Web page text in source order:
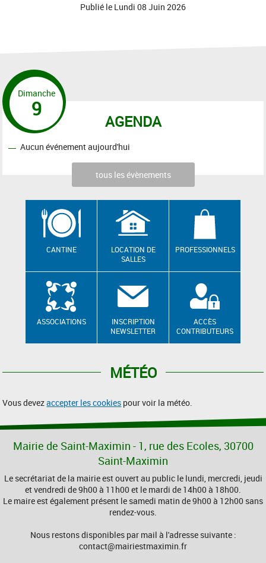
Publié le Lundi 08 Juin 2026
AGENDA
Dimanche
9
Aucun événement aujourd'hui
tous les évènements
CANTINE
LOCATION DE
SALLES
PROFESSIONNELS
ASSOCIATIONS
INSCRIPTION
NEWSLETTER
ACCÈS
CONTRIBUTEURS
MÉTÉO
Vous devezaccepter les cookies pour voir la météo.
Mairie de Saint-Maximin - 1, rue des Ecoles, 30700
Saint-Maximin
Le secrétariat de la mairie est ouvert au public le lundi, mercredi, jeudi
et vendredi de 9h00 à 11h00 et le mardi de 14h00 à 18h00.
Le maire est également présent le samedi matin de 9h00 à 12h00 sans
rendez-vous.
Nous restons disponibles par mail à l'adresse suivante :
contact@mairiestmaximin.fr